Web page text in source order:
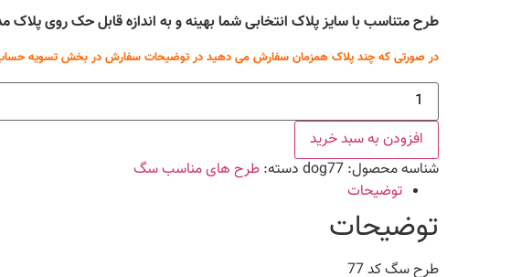
طرح متناسب با سایز پلاک انتخابی شما بهینه و به اندازه قابل حک روی
در صورتی که چند پلاک همزمان سفارش می دهید در توضیحات سفارش در بخش تسویه
طرح
سگ
کد
عددافزودن به سبد خرید
شناسه محصول: dog77 دسته: طرح های مناسب سگ
توضیحات
توضیحات
طرح سگ کد 77